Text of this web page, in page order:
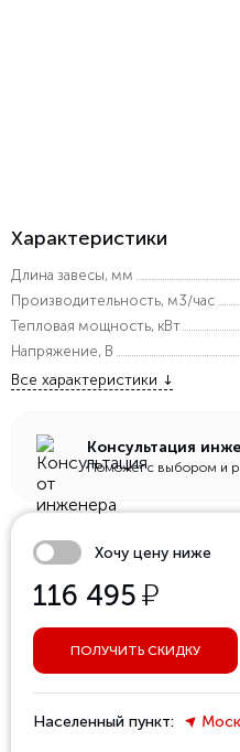
Характеристики
Длина завесы, мм
Производительность, м3/час
Тепловая мощность, кВт
Напряжение, В
Все характеристики
Консультация
Поможет с выбором и
Хочу цену ниже
116 495у
ПОЛУЧИТЬ СКИДКУ
Населенный пункт: